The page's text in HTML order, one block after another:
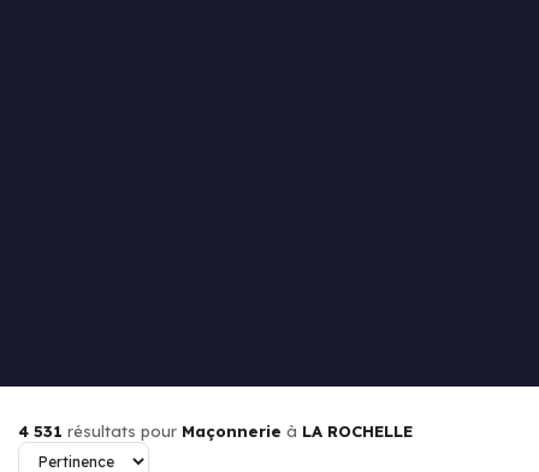
4 531 résultats pour Maçonnerie à LA ROCHELLE